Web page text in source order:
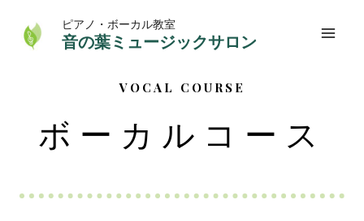
ピアノ・ボーカル教室
音の葉ミュージックサロン
VOCAL COURSE
ボーカルコース